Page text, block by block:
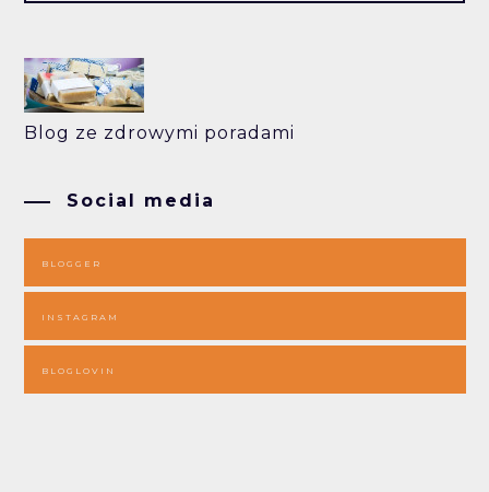
Blog ze zdrowymi poradami
Social media
BLOGGER
INSTAGRAM
BLOGLOVIN